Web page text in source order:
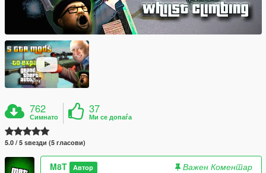
762
Симнато
37
Ми се допаѓа
5.0 / 5 ѕвезди (5 гласови)
M8T Автор
Важен Коментар